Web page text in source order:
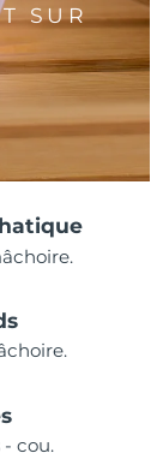
SUR
- cou.